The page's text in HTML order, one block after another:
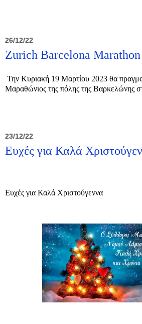
26/12/22
Zurich Barcelona
Την Κυριακή 19 Μαρτίου 2023 θα
Μαραθώνιος της πόλης της Βαρκελώνης
23/12/22
Ευχές για Καλά
Ευχές για Καλά Χριστούγεννα